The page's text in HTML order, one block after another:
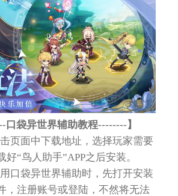
口袋异世界辅助教程--------】
页面中下载地址，选择玩家需要
好“鸟人助手”APP之后安装。
口袋异世界辅助时，先打开安装
，注册账号或登陆，不然将无法